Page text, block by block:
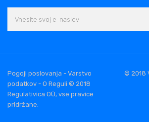
Pogoji poslovanja - Varstvo
podatkov - O Reguli © 2018
Regulativica OÜ, vse pravice
pridržane.
© 2018